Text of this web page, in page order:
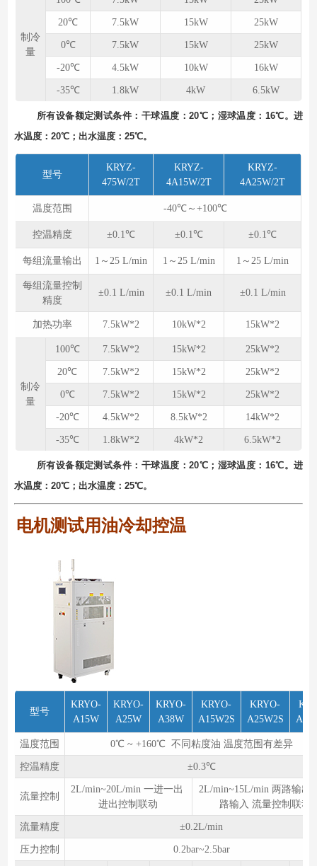
制冷
量
20℃ 7.5kW 15kW 25kW
0℃ 7.5kW 15kW 25kW
-20℃ 4.5kW 10kW 16kW
-35℃ 1.8kW 4kW 6.5kW
所有设备额定测试条件：⼲球温度：20℃；湿球温度：16℃。进
⽔温度：20℃；出⽔温度：25℃。
型号
KRYZ-
475W/2T
KRYZ-
4A15W/2T
KRYZ-
4A25W/2T
温度范围 -40℃～+100℃
控温精度 ±0.1℃ ±0.1℃ ±0.1℃
每组流量输出 1～25 L/min 1～25 L/min 1～25 L/min
每组流量控制
精度
±0.1 L/min ±0.1 L/min ±0.1 L/min
加热功率 7.5kW*2 10kW*2 15kW*2
制冷
量
100℃ 7.5kW*2 15kW*2 25kW*2
20℃ 7.5kW*2 15kW*2 25kW*2
0℃ 7.5kW*2 15kW*2 25kW*2
-20℃ 4.5kW*2 8.5kW*2 14kW*2
-35℃ 1.8kW*2 4kW*2 6.5kW*2
所有设备额定测试条件：⼲球温度：20℃；湿球温度：16℃。进
⽔温度：20℃；出⽔温度：25℃。
电机测试用油冷却控温
型号
KRYO-
A15W
KRYO-
A25W
KRYO-
A38W
KRYO-
A15W2S
KRYO-
A25W2S
温度范围 0℃ ~ +160℃ 不同粘度油 温度范围有差异
控温精度 ±0.3℃
流量控制
2L/min~20L/min 一进一出
进出控制联动
2L/min~15L/min 两路输出
路输入 流量控制联动
流量精度 ±0.2L/min
压力控制 0.2bar~2.5bar